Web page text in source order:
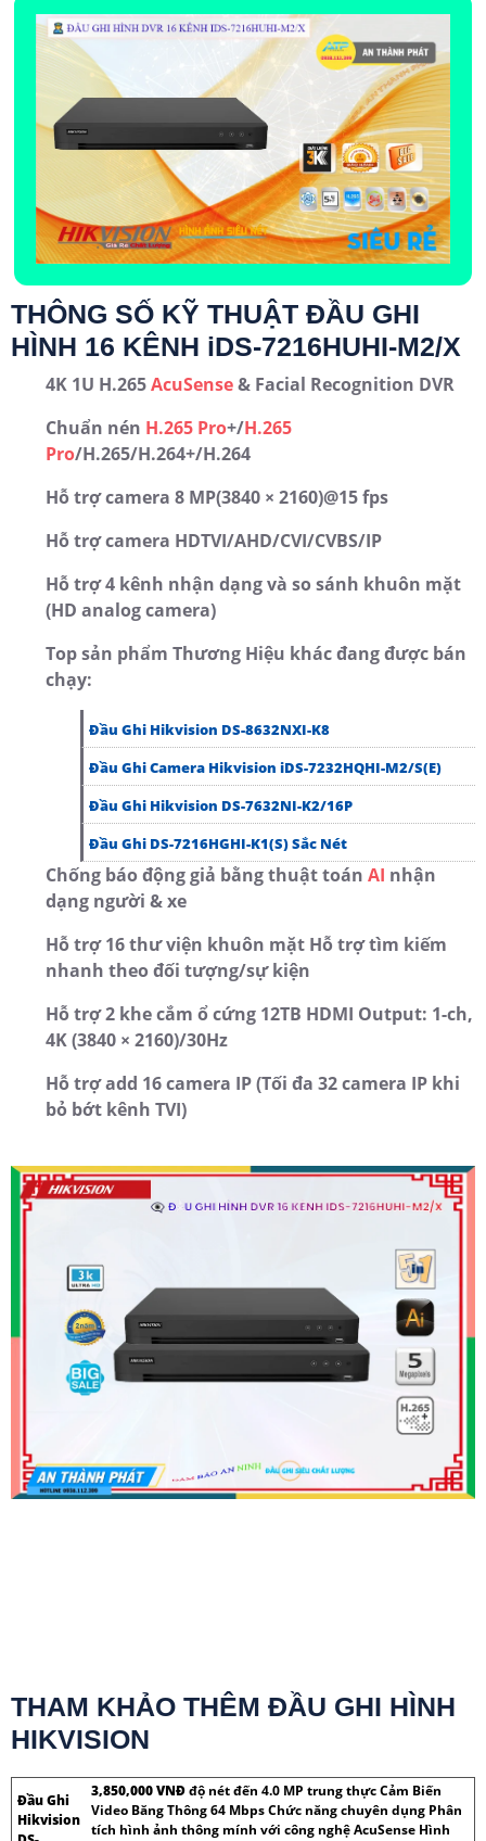
THÔNG SỐ KỸ THUẬT ĐẦU GHI
HÌNH 16 KÊNH iDS-7216HUHI-M2/X
4K 1U H.265AcuSense& Facial Recognition DVR
Chuẩn nén H.265 Pro+/H.265
Pro/H.265/H.264+/H.264
Hỗ trợ camera 8 MP(3840 × 2160)@15 fps
Hỗ trợ camera HDTVI/AHD/CVI/CVBS/IP
Hỗ trợ 4 kênh nhận dạng và so sánh khuôn mặt
(HD analog camera)
Top sản phẩm Thương Hiệu khác đang được bán
chạy:
Đầu Ghi Hikvision DS-8632NXI-K8
Đầu Ghi Camera Hikvision iDS-7232HQHI-M2/S(E)
Đầu Ghi Hikvision DS-7632NI-K2/16P
Đầu Ghi DS-7216HGHI-K1(S) Sắc Nét
Chống báo động giả bằng thuật toán AI nhận
dạng người & xe
Hỗ trợ 16 thư viện khuôn mặt Hỗ trợ tìm kiếm
nhanh theo đối tượng/sự kiện
Hỗ trợ 2 khe cắm ổ cứng 12TB HDMI Output: 1-ch,
4K (3840 × 2160)/30Hz
Hỗ trợ add 16 camera IP (Tối đa 32 camera IP khi
bỏ bớt kênh TVI)
THAM KHẢO THÊM ĐẦU GHI HÌNH
HIKVISION
Đầu Ghi
Hikvision
3,850,000 VNĐđộ nét đến 4.0 MP trung thực Cảm Biến
Video Băng Thông 64 Mbps Chức năng chuyên dụng Phân
tích hình ảnh thông mính với công nghệ AcuSense Hình